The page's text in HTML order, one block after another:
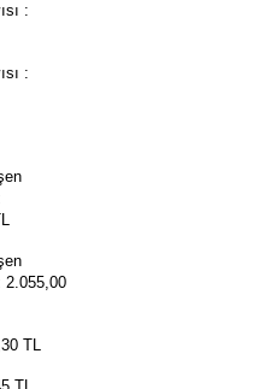
:
:
2.055,00
TL